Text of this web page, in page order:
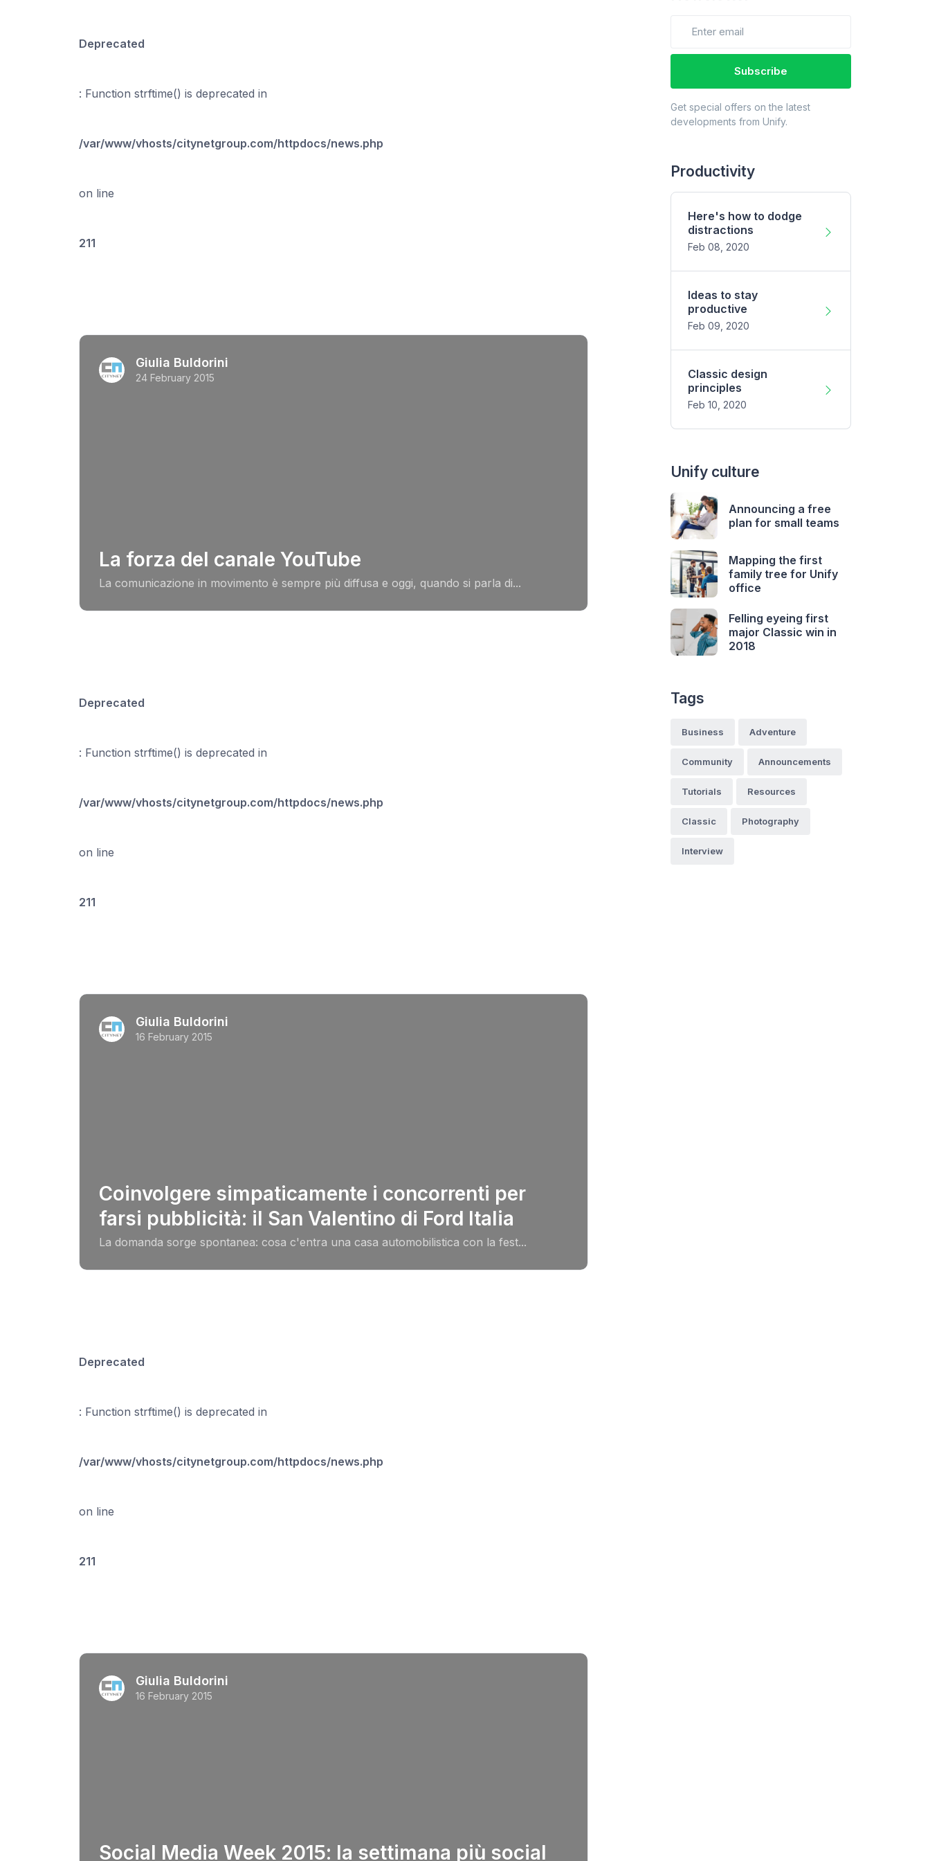
Deprecated
: Function strftime() is deprecated in
/var/www/vhosts/citynetgroup.com/httpdocs/news.php
on line
211
Giulia Buldorini
24 February 2015
La forza del canale YouTube
La comunicazione in movimento è sempre più diffusa e oggi, quando si parla di...
Deprecated
: Function strftime() is deprecated in
/var/www/vhosts/citynetgroup.com/httpdocs/news.php
on line
211
Giulia Buldorini
16 February 2015
Coinvolgere simpaticamente i concorrenti per
farsi pubblicità: il San Valentino di Ford Italia
La domanda sorge spontanea: cosa c'entra una casa automobilistica con la fest...
Deprecated
: Function strftime() is deprecated in
/var/www/vhosts/citynetgroup.com/httpdocs/news.php
on line
211
Giulia Buldorini
16 February 2015
Social Media Week 2015: la settimana più social
Subscribe
Get special offers on the latest
developments from Unify.
Productivity
Here's how to dodge
distractions
Feb 08, 2020
Ideas to stay
productive
Feb 09, 2020
Classic design
principles
Feb 10, 2020
Unify culture
Announcing a free
plan for small teams
Mapping the first
family tree for Unify
office
Felling eyeing first
major Classic win in
2018
Tags
Business Adventure
Community Announcements
Tutorials Resources
Classic Photography
Interview